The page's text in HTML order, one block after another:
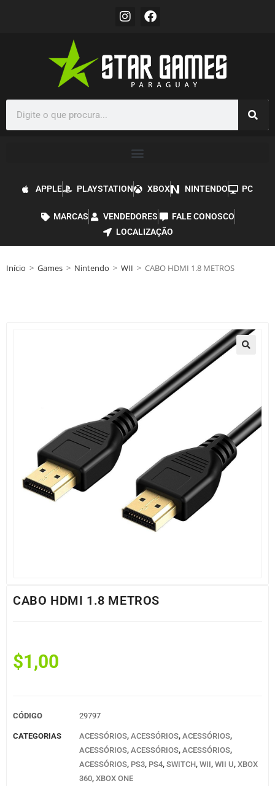
APPLE PLAYSTATION XBOX NINTENDO PC
MARCAS VENDEDORES
FALE CONOSCO
LOCALIZAÇÃO
Início > Games > Nintendo > WII > CABO HDMI 1.8 METROS
CABO HDMI 1.8 METROS
$1,00
CÓDIGO 29797
CATEGORIAS ACESSÓRIOS, ACESSÓRIOS, ACESSÓRIOS,
ACESSÓRIOS, ACESSÓRIOS, ACESSÓRIOS,
ACESSÓRIOS, PS3, PS4, SWITCH, WII, WII U, XBOX
360, XBOX ONE